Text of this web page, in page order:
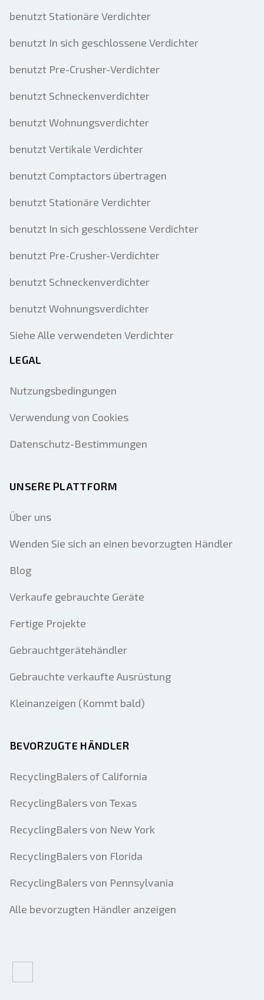
benutzt Stationäre Verdichter
benutzt In sich geschlossene Verdichter
benutzt Pre-Crusher-Verdichter
benutzt Schneckenverdichter
benutzt Wohnungsverdichter
benutzt Vertikale Verdichter
benutzt Comptactors übertragen
benutzt Stationäre Verdichter
benutzt In sich geschlossene Verdichter
benutzt Pre-Crusher-Verdichter
benutzt Schneckenverdichter
benutzt Wohnungsverdichter
Siehe Alle verwendeten Verdichter
LEGAL
Nutzungsbedingungen
Verwendung von Cookies
Datenschutz-Bestimmungen
UNSERE PLATTFORM
Über uns
Wenden Sie sich an einen bevorzugten Händler
Blog
Verkaufe gebrauchte Geräte
Fertige Projekte
Gebrauchtgerätehändler
Gebrauchte verkaufte Ausrüstung
Kleinanzeigen (Kommt bald)
BEVORZUGTE HÄNDLER
RecyclingBalers of California
RecyclingBalers von Texas
RecyclingBalers von New York
RecyclingBalers von Florida
RecyclingBalers von Pennsylvania
Alle bevorzugten Händler anzeigen